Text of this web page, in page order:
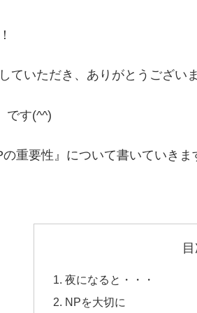
ていただき、ありがとうございま
です(^^)
重要性』について書いていきま
夜になると・・・
NPを大切に